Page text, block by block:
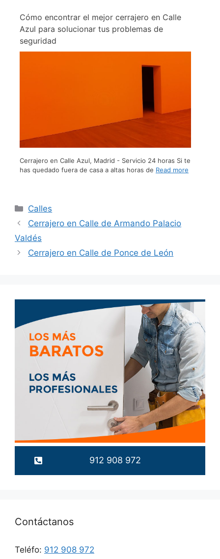
Cómo encontrar el mejor cerrajero en Calle
Azul para solucionar tus problemas de
seguridad
Cerrajero en Calle Azul, Madrid - Servicio 24 horas Si te
has quedado fuera de casa a altas horas de Read more
Calles
Cerrajero en Calle de Armando Palacio
Valdés
Cerrajero en Calle de Ponce de León
912 908 972
Contáctanos
Teléfo: 912 908 972